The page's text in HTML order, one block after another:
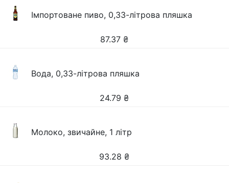
Імпортоване пиво, 0,33-літрова пляшка
87.37 ₴
Вода, 0,33-літрова пляшка
24.79 ₴
Молоко, звичайне, 1 літр
93.28 ₴